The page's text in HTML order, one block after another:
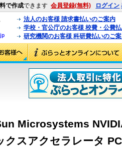
で作成できます 会員登録(無料) ログイン
法人のお客様 請求書払いのご案内
学校・官公庁のお客様 校費・公費
研究機関のお客様 科研費払いのご
Microsystems
クスアクセラレータ